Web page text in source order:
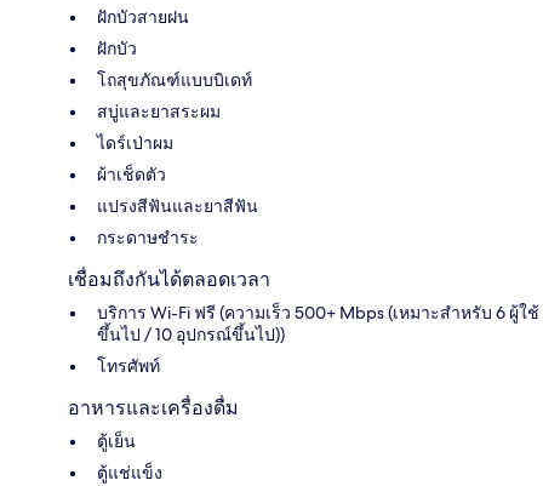
ฝักบัวสายฝน
ฝักบัว
โถสุขภัณฑ์แบบบิเดท์
สบู่และยาสระผม
ไดร์เป่าผม
ผ้าเช็ดตัว
แปรงสีฟันและยาสีฟัน
กระดาษชำระ
เชื่อมถึงกันได้ตลอดเวลา
บริการ Wi-Fi ฟรี (ความเร็ว 500+ Mbps (เหมาะสำหรับ 6 ผู้ใช้
ขึ้นไป / 10 อุปกรณ์ขึ้นไป))
โทรศัพท์
อาหารและเครื่องดื่ม
ตู้เย็น
ตู้แช่แข็ง